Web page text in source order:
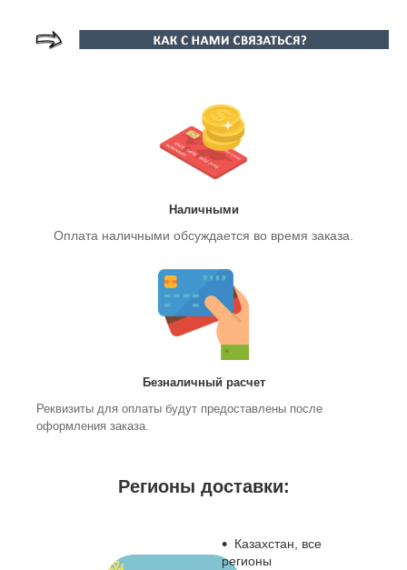
Наличными
Оплата наличными обсуждается во время заказа.
Безналичный расчет
Реквизиты для оплаты будут предоставлены после
оформления заказа.
Регионы доставки:
Казахстан, все
регионы